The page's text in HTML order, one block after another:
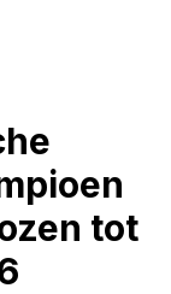
tot